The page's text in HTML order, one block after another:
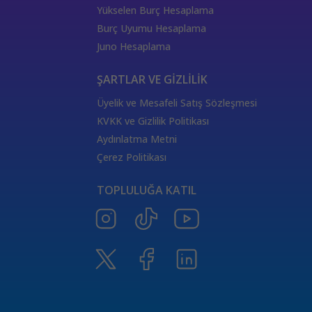
burçların elementleri
değişken
yükselen burçların özellikleri
Satürn Balık burcunda
ThetaHealing seansı
Tarot Destesi
Venüs burcu
Satürn burcu
Aşıklar Tarot Kartı
Güneş Tarot Sağlık Anlamı
Merkür Oğlak burcunda
Ay Tarot Sağlık Anlamı
Değnek Üçlüsü Anlamı
Denge kartı anlamı
Yükselen Burç Hesaplama
Burç Uyumu Hesaplama
Juno Hesaplama
ŞARTLAR VE GİZLİLİK
Üyelik ve Mesafeli Satış Sözleşmesi
KVKK ve Gizlilik Politikası
Aydınlatma Metni
Çerez Politikası
TOPLULUĞA KATIL